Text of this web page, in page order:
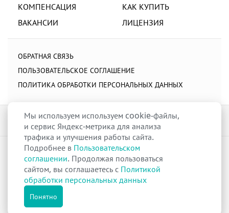
КОМПЕНСАЦИЯ
КАК КУПИТЬ
ВАКАНСИИ
ЛИЦЕНЗИЯ
ОБРАТНАЯ СВЯЗЬ
ПОЛЬЗОВАТЕЛЬСКОЕ СОГЛАШЕНИЕ
ПОЛИТИКА ОБРАБОТКИ ПЕРСОНАЛЬНЫХ ДАННЫХ
raduga-ural.ru ©
Группа компаний Радуга
ЛицензияЛ042-00110-77/00263680 от 07 декабря 2017 г.
Разрешение№Р013-00110-66/03100314на дистанционную торговлю
лекарственными препаратами от 02 сентября 2025 г.
Все права защищены
Мы используем используем cookie-файлы,
и сервис Яндекс-метрика для анализа
трафика и улучшения работы сайта.
Подробнее в Пользовательском
соглашении. Продолжая пользоваться
сайтом, вы соглашаетесь с Политикой
обработки персональных данных
Понятно